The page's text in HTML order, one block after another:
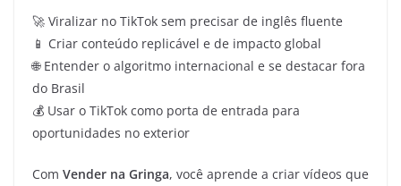
🚀 Viralizar no TikTok sem precisar de inglês fluente
📱 Criar conteúdo replicável e de impacto global
🌐 Entender o algoritmo internacional e se destacar fora
do Brasil
💰 Usar o TikTok como porta de entrada para
oportunidades no exterior
Com Vender na Gringa, você aprende a criar vídeos que